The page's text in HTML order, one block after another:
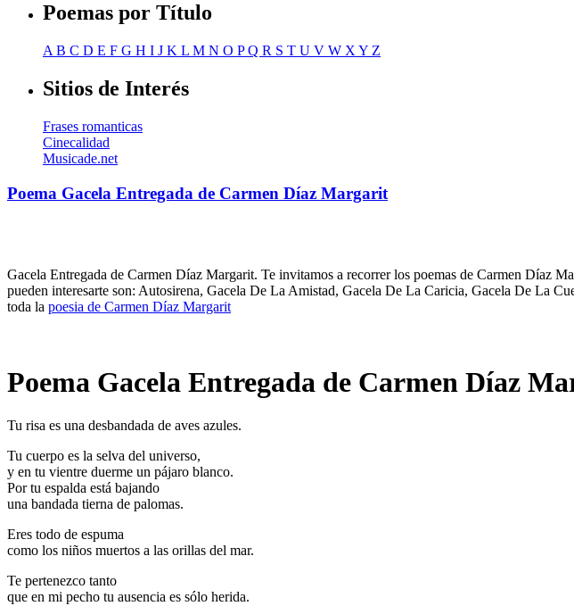
Poemas por Título
A B C D E F G H I J K L M N O PQ R S T U V W X Y Z
Sitios de Interés
Frases romanticas
Cinecalidad
Musicade.net
Poema Gacela Entregada de Carmen Díaz Margarit
Gacela Entregada de Carmen Díaz Margarit. Te invitamos a recorrer los poemas de Carmen Díaz
pueden interesarte son: Autosirena, Gacela De La Amistad, Gacela De La Caricia, Gacela De La
toda la poesia de Carmen Díaz Margarit
Poema Gacela Entregada de Carmen Díaz
Tu risa es una desbandada de aves azules.
Tu cuerpo es la selva del universo,
y en tu vientre duerme un pájaro blanco.
Por tu espalda está bajando
una bandada tierna de palomas.
Eres todo de espuma
como los niños muertos a las orillas del mar.
Te pertenezco tanto
que en mi pecho tu ausencia es sólo herida.